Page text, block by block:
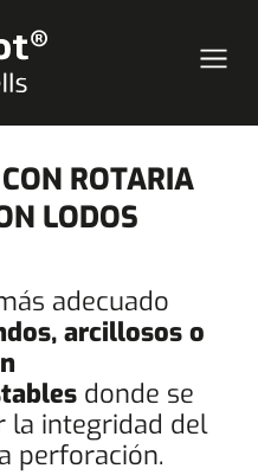
ROTARIA
LODOS
adecuado
arcillosos o
donde se
la integridad del
perforación.